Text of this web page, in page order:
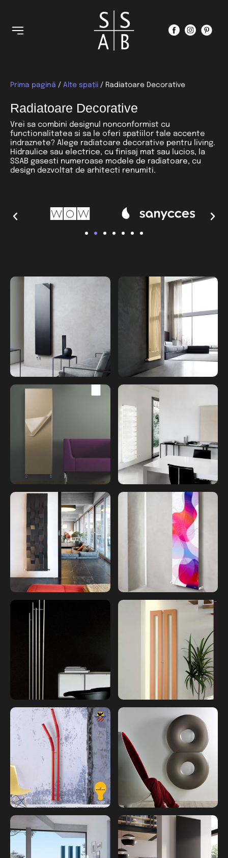
Prima pagină / Alte spații / Radiatoare Decorative
Radiatoare Decorative
Vrei sa combini designul nonconformist cu
functionalitatea si sa le oferi spatiilor tale accente
indraznete? Alege radiatoare decorative pentru living.
Hidraulice sau electrice, cu finisaj mat sau lucios, la
SSAB gasesti numeroase modele de radiatoare, cu
design dezvoltat de arhitecti renumiti.